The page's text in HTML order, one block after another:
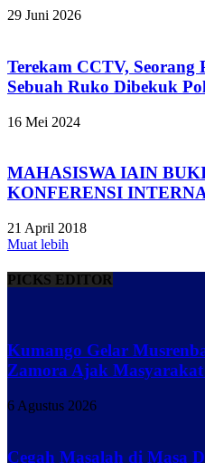
29 Juni 2026
Terekam CCTV, Seorang
Sebuah Ruko Dibekuk
16 Mei 2024
MAHASISWA IAIN
KONFERENSI
21 April 2018
Muat lebih
PICKS EDITOR
Kumango Gelar
Zamora Ajak
6 Agustus 2026
Cegah Masalah di Masa